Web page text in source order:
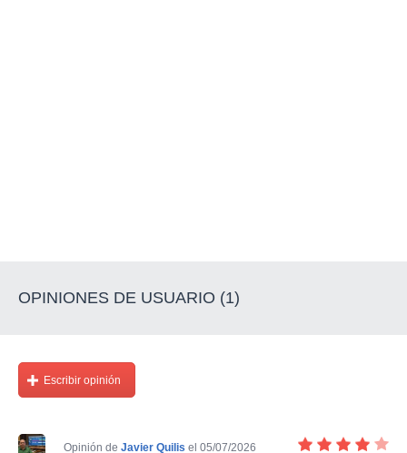
OPINIONES DE USUARIO (1)
Escribir opinión
Opinión de Javier Quilis el 05/07/2026